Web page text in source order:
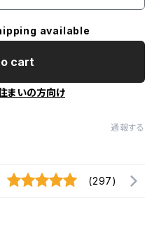
available
cart
まいの方向け
通報する
(297)